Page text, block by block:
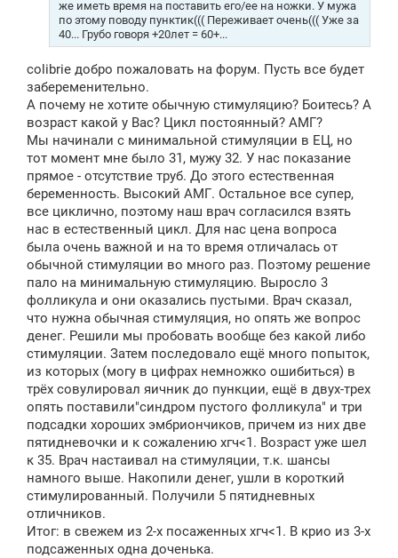
же иметь время на поставить его/ее на ножки. У мужа
по этому поводу пунктик((( Переживает очень((( Уже за
40... Грубо говоря +20лет = 60+...
colibrie добро пожаловать на форум. Пусть все будет
забеременительно.
А почему не хотите обычную стимуляцию? Боитесь? А
возраст какой у Вас? Цикл постоянный? АМГ?
Мы начинали с минимальной стимуляции в ЕЦ, но
тот момент мне было 31, мужу 32. У нас показание
прямое - отсутствие труб. До этого естественная
беременность. Высокий АМГ. Остальное все супер,
все циклично, поэтому наш врач согласился взять
нас в естественный цикл. Для нас цена вопроса
была очень важной и на то время отличалась от
обычной стимуляции во много раз. Поэтому решение
пало на минимальную стимуляцию. Выросло 3
фолликула и они оказались пустыми. Врач сказал,
что нужна обычная стимуляция, но опять же вопрос
денег. Решили мы пробовать вообще без какой либо
стимуляции. Затем последовало ещё много попыток,
из которых (могу в цифрах немножко ошибиться) в
трёх совулировал яичник до пункции, ещё в двух-трех
опять поставили"синдром пустого фолликула" и три
подсадки хороших эмбриончиков, причем из них две
пятидневочки и к сожалению хгч<1. Возраст уже шел
к 35. Врач настаивал на стимуляции, т.к. шансы
намного выше. Накопили денег, ушли в короткий
стимулированный. Получили 5 пятидневных
отличников.
Итог: в свежем из 2-х посаженных хгч<1. В крио из 3-х
подсаженных одна доченька.